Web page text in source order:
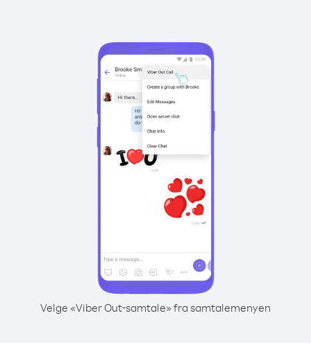
Velge «Viber Out-samtale» fra samtalemenyen